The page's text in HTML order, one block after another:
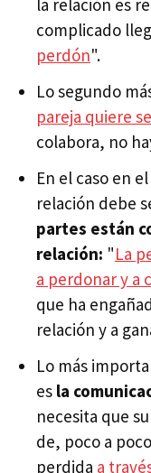
complicado
perdón".
Lo segundo
pareja quiere
colabora, no
En el caso en
relación debe
partes están
relación: "La
a perdonar y a
que ha
relación y a
Lo más
es la
necesita que
de, poco a
perdida a